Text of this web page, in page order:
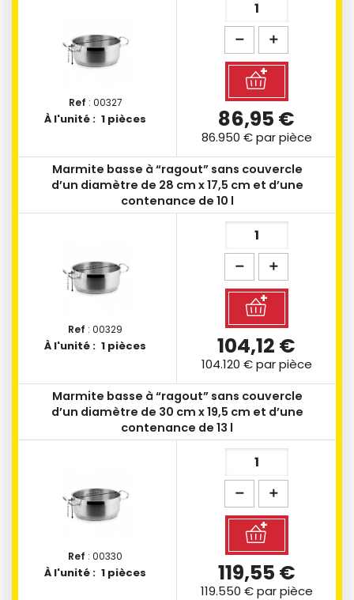
Ref : 00327
À l'unité : 1 pièces 86,95 €
86.950 €par pièce
Ref : 00329
À l'unité : 1 pièces
Marmite basse à “ragout” sans couvercle
d’un diamètre de 28 cm x 17,5 cm et d’une
contenance de 10 l
104,12 €
104.120 €par pièce
Ref : 00330
À l'unité : 1 pièces
Marmite basse à “ragout” sans couvercle
d’un diamètre de 30 cm x 19,5 cm et d’une
contenance de 13 l
119,55 €
119.550 €par pièce